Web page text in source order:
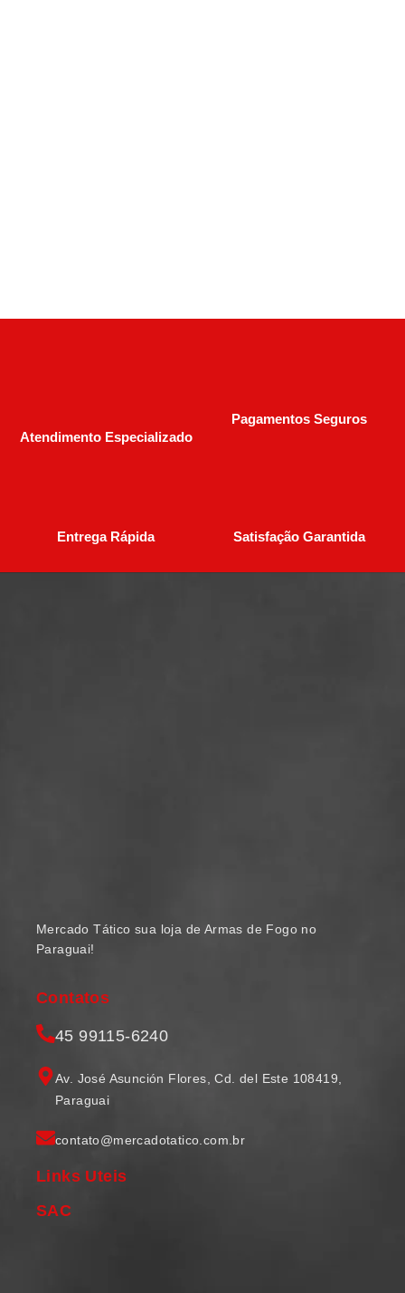
Atendimento Especializado
Pagamentos Seguros
Entrega Rápida Satisfação Garantida
Mercado Tático sua loja de Armas de Fogo no
Paraguai!
Contatos
45 99115-6240
Av. José Asunción Flores, Cd. del Este 108419,
Paraguai
contato@mercadotatico.com.br
Links Uteis
SAC